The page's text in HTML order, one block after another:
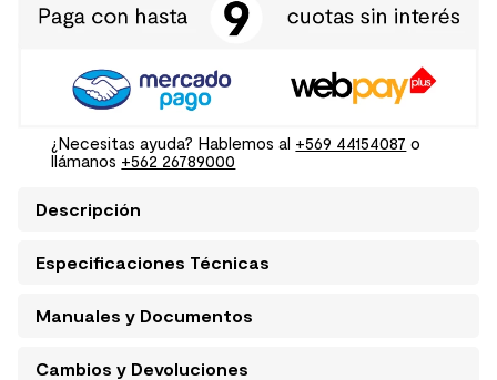
¿Necesitas ayuda? Hablemos al +569 44154087 o
llámanos +562 26789000
Descripción
Especificaciones Técnicas
Manuales y Documentos
Cambios y Devoluciones